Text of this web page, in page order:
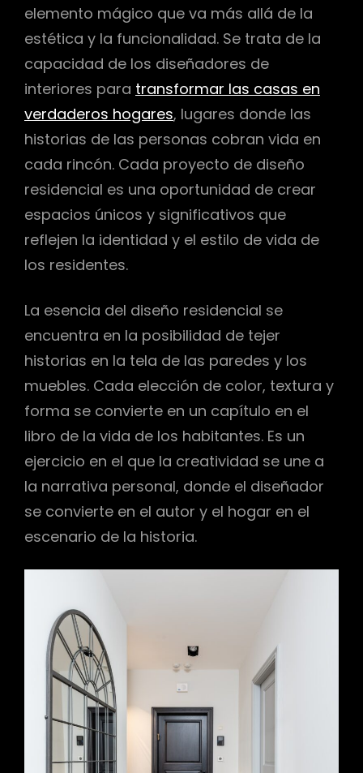
elemento mágico que va más allá de la
estética y la funcionalidad. Se trata de la
capacidad de los diseñadores de
interiores para transformar las casas en
verdaderos hogares, lugares donde las
historias de las personas cobran vida en
cada rincón. Cada proyecto de diseño
residencial es una oportunidad de crear
espacios únicos y significativos que
reflejen la identidad y el estilo de vida de
los residentes.
La esencia del diseño residencial se
encuentra en la posibilidad de tejer
historias en la tela de las paredes y los
muebles. Cada elección de color, textura y
forma se convierte en un capítulo en el
libro de la vida de los habitantes. Es un
ejercicio en el que la creatividad se une a
la narrativa personal, donde el diseñador
se convierte en el autor y el hogar en el
escenario de la historia.